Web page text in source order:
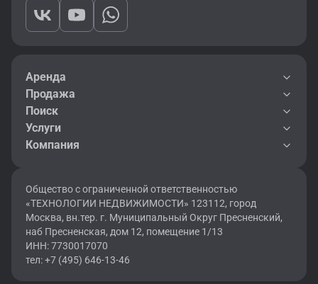
Аренда
Продажа
Поиск
Услуги
Компания
Общество с ограниченной ответственностью
«ТЕХНОЛОГИИ НЕДВИЖИМОСТИ» 123112, город
Москва, вн.тер. г. Муниципальный Округ Пресненский,
наб Пресненская, дом 12, помещение 1/13
ИНН: 7730017070
тел: +7 (495) 646-13-46